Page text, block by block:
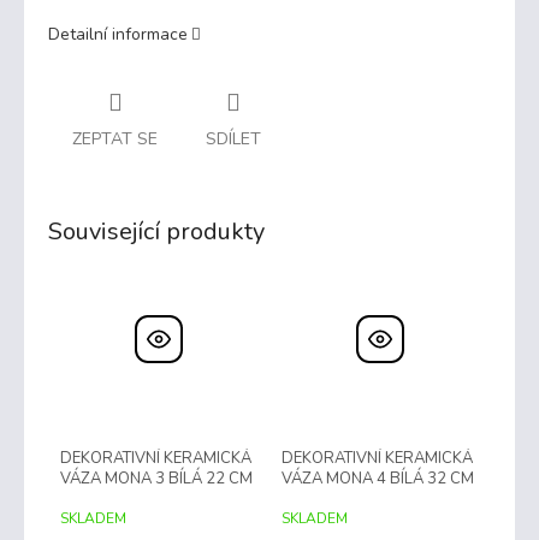
Detailní informace
ZEPTAT SE SDÍLET
Související produkty
DEKORATIVNÍ KERAMICKÁ
VÁZA MONA 3 BÍLÁ 22 CM
SKLADEM
DEKORATIVNÍ KERAMICKÁ
VÁZA MONA 4 BÍLÁ 32 CM
SKLADEM